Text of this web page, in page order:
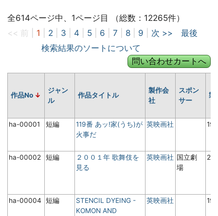
全614ページ中、1ページ目 （総数：12265件）
<< 前
1 2 3 4 5 6 7 8 9 次 >>
最後
検索結果のソートについて
作品No
ジャン
ル
作品タイトル
製作会
社
スポン
サー
製
ha-00001 短編
119番 あッ!家(うち)が
火事だ
英映画社
ha-00002 短編
２００１年 歌舞伎を
見る
英映画社 国立劇
場
ha-00004 短編
STENCIL DYEING -
KOMON AND
英映画社